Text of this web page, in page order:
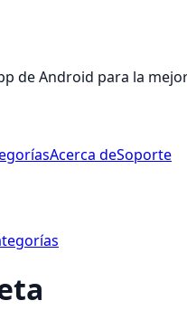
de Android para la
Acerca deSoporte